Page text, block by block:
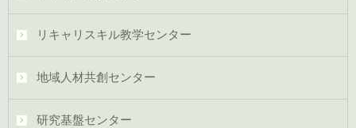
リキャリスキル教学センター
地域人材共創センター
研究基盤センター